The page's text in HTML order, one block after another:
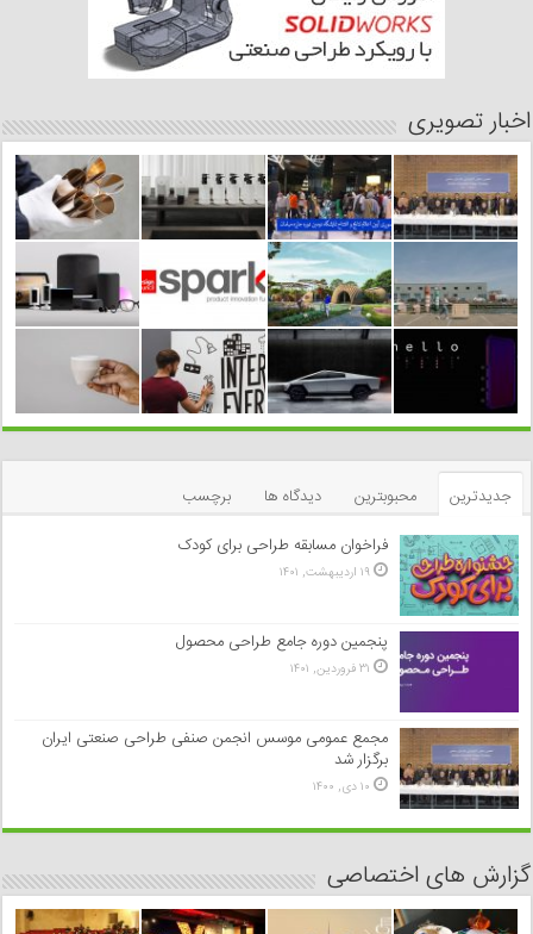
اخبار تصویری
جدیدترین محبوبترین دیدگاه ها
برچسب
فراخوان مسابقه طراحی برای کودک
۱۹ اردیبهشت, ۱۴۰۱
پنجمین دوره جامع طراحی محصول
۳۱ فروردین, ۱۴۰۱
مجمع عمومی موسس انجمن صنفی طراحی صنعتی ایران
برگزار شد
۱۰ دی, ۱۴۰۰
گزارش های اختصاصی